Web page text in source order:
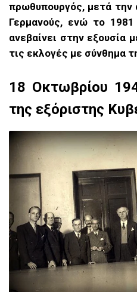
πρωθυπουργός, μετά
Γερμανούς, ενώ το
ανεβαίνει στην εξουσία
τις εκλογές με σύνθημα
18 Οκτωβρίου
της εξόριστης